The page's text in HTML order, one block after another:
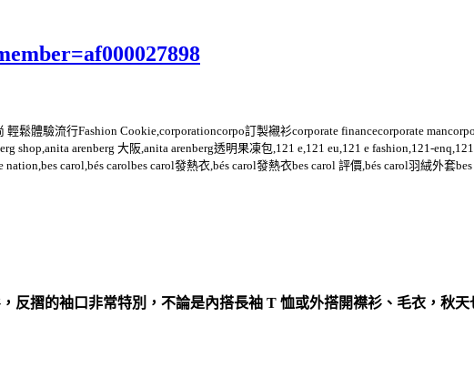
鬆體驗流行Fashion Cookie,corporationcorpo訂製襯衫corporate financecorporate
shop,anita arenberg 大阪,anita arenberg透明果凍包,121 e,121 eu,121 e fashion,121-
nation,bes carol,bés carolbes carol發熱衣,bés carol發熱衣bes carol 評價,bés carol羽絨外
反摺的袖口非常特別，不論是內搭長袖 T 恤或外搭開襟衫、毛衣，秋天